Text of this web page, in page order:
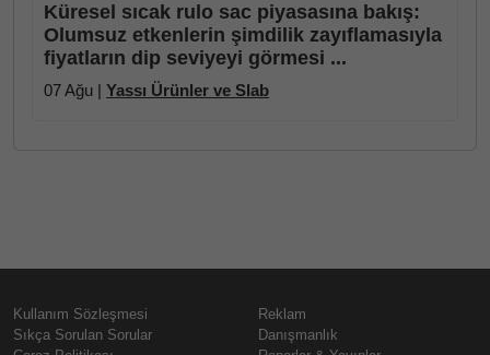
Küresel sıcak rulo sac piyasasına bakış:
Olumsuz etkenlerin şimdilik zayıflamasıyla
fiyatların dip seviyeyi görmesi ...
07 Ağu | Yassı Ürünler ve Slab
Kullanım Sözleşmesi
Sıkça Sorulan Sorular
Reklam
Danışmanlık